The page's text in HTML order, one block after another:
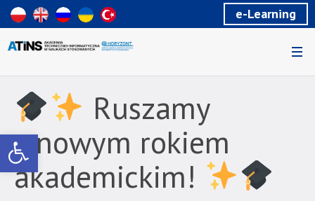
Wiadomość
dla
uzytkowników
ekranowychZnajdujesz
podstronie
Ruszamy
Otwórz pasek narzędzi
e-Learning
Ruszamy
z nowym rokiem
akademickim!